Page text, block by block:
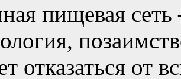
пищевая сеть
отказаться от